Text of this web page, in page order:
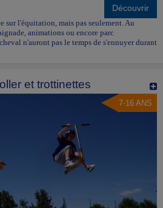
Découvrir
sur l'équitation, mais pas seulement. Au
animations ou encore parc
n'auront pas le temps de s'ennuyer durant
et trottinettes
7-16 ANS